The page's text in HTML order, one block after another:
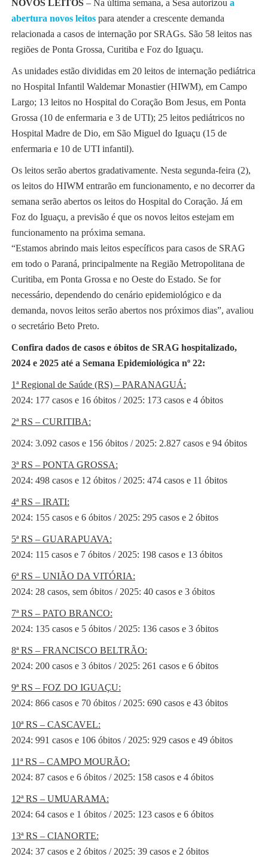
NOVOS LEITOS – Na última semana, a Sesa autorizou a
abertura novos leitos para atender a crescente demanda
relacionada a casos de internação por SRAGs. São 58 leitos nas
regiões de Ponta Grossa, Curitiba e Foz do Iguaçu.
As unidades estão divididas em 20 leitos de internação pediátrica
no Hospital Infantil Waldemar Monastier (HIWM), em Campo
Largo; 13 leitos no Hospital do Coração Bom Jesus, em Ponta
Grossa (10 de enfermaria e 3 de UTI); 25 leitos pediátricos no
Hospital Madre de Dio, em São Miguel do Iguaçu (15 de
enfermaria e 10 de UTI infantil).
Os leitos serão abertos gradativamente. Nesta segunda-feira (2),
os leitos do HIWM entrarão em funcionamento, e no decorrer da
semana serão abertos os leitos do Hospital do Coração. Já em
Foz do Iguaçu, a previsão é que os novos leitos estejam em
funcionamento na próxima semana.
“Estamos abrindo mais leitos específicos para casos de SRAG
em todo o Paraná, principalmente na Região Metropolitana de
Curitiba, em Ponta Grossa e no Oeste do Estado. Se for
necessário, dependendo do cenário epidemiológico e da
demanda, novos leitos serão abertos nos próximos dias”, avaliou
o secretário Beto Preto.
Confira dados de casos e óbitos de SRAG hospitalizado,
2024 e 2025 até a Semana Epidemiológica nº 22:
1ª Regional de Saúde (RS) – PARANAGUÁ:
2024: 177 casos e 16 óbitos / 2025: 173 casos e 4 óbitos
2ª RS – CURITIBA:
2024: 3.092 casos e 156 óbitos / 2025: 2.827 casos e 94 óbitos
3ª RS – PONTA GROSSA:
2024: 498 casos e 12 óbitos / 2025: 474 casos e 11 óbitos
4ª RS – IRATI:
2024: 155 casos e 6 óbitos / 2025: 295 casos e 2 óbitos
5ª RS – GUARAPUAVA:
2024: 115 casos e 7 óbitos / 2025: 198 casos e 13 óbitos
6ª RS – UNIÃO DA VITÓRIA:
2024: 28 casos, sem óbitos / 2025: 40 casos e 3 óbitos
7ª RS – PATO BRANCO:
2024: 135 casos e 5 óbitos / 2025: 136 casos e 3 óbitos
8ª RS – FRANCISCO BELTRÃO:
2024: 200 casos e 3 óbitos / 2025: 261 casos e 6 óbitos
9ª RS – FOZ DO IGUAÇU:
2024: 866 casos e 70 óbitos / 2025: 690 casos e 43 óbitos
10ª RS – CASCAVEL:
2024: 991 casos e 106 óbitos / 2025: 929 casos e 49 óbitos
11ª RS – CAMPO MOURÃO:
2024: 87 casos e 6 óbitos / 2025: 158 casos e 4 óbitos
12ª RS – UMUARAMA:
2024: 64 casos e 1 óbitos / 2025: 123 casos e 6 óbitos
13ª RS – CIANORTE:
2024: 37 casos e 2 óbitos / 2025: 39 casos e 2 óbitos